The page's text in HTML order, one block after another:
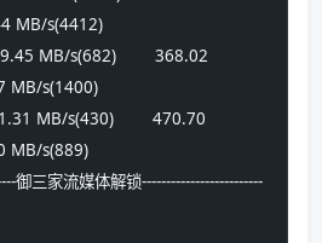
MB/s(4412)
MB/s(682)        368.02
MB/s(1400)
MB/s(430)        470.70
MB/s(889)
御三家流媒体解锁-------------------------